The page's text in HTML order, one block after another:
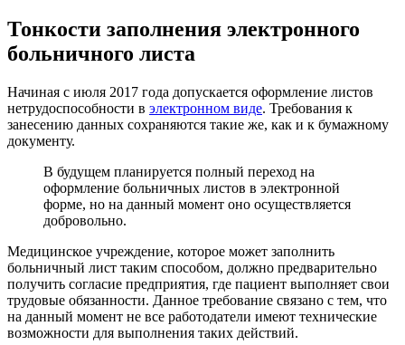
Тонкости заполнения электронного
больничного листа
Начиная с июля 2017 года допускается оформление листов
нетрудоспособности в электронном виде. Требования к
занесению данных сохраняются такие же, как и к бумажному
документу.
В будущем планируется полный переход на
оформление больничных листов в электронной
форме, но на данный момент оно осуществляется
добровольно.
Медицинское учреждение, которое может заполнить
больничный лист таким способом, должно предварительно
получить согласие предприятия, где пациент выполняет свои
трудовые обязанности. Данное требование связано с тем, что
на данный момент не все работодатели имеют технические
возможности для выполнения таких действий.